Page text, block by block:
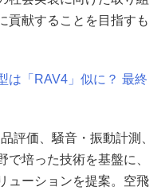
貢献することを目指すも
は「RAV4」似に？ 最終
評価、騒音・振動計測、
で培った技術を基盤に、
ューションを提案。空飛